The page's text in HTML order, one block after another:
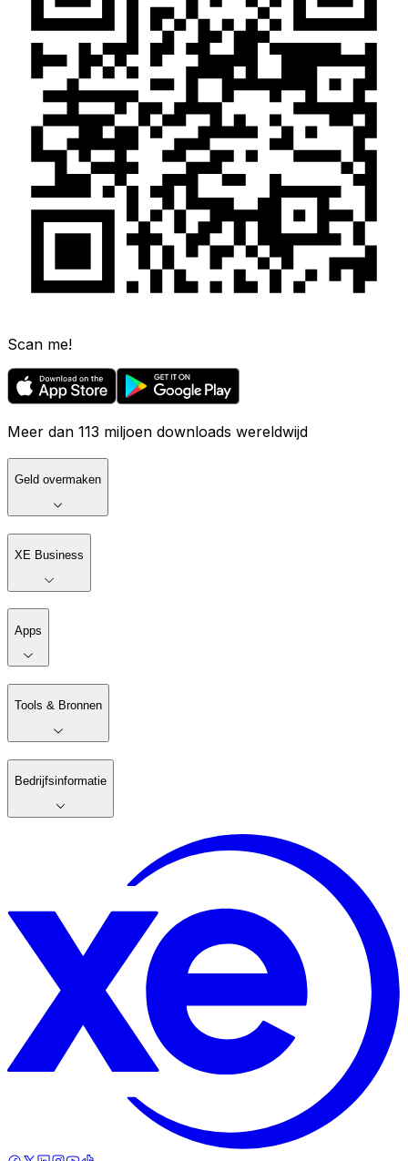
Scan me!
Meer dan 113 miljoen downloads wereldwijd
Geld overmaken
XE Business
Apps
Tools & Bronnen
Bedrijfsinformatie